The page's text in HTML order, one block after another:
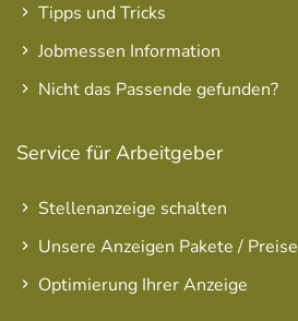
Tipps und Tricks
Jobmessen Information
Nicht das Passende gefunden?
Service für Arbeitgeber
Stellenanzeige schalten
Unsere Anzeigen Pakete / Preise
Optimierung Ihrer Anzeige